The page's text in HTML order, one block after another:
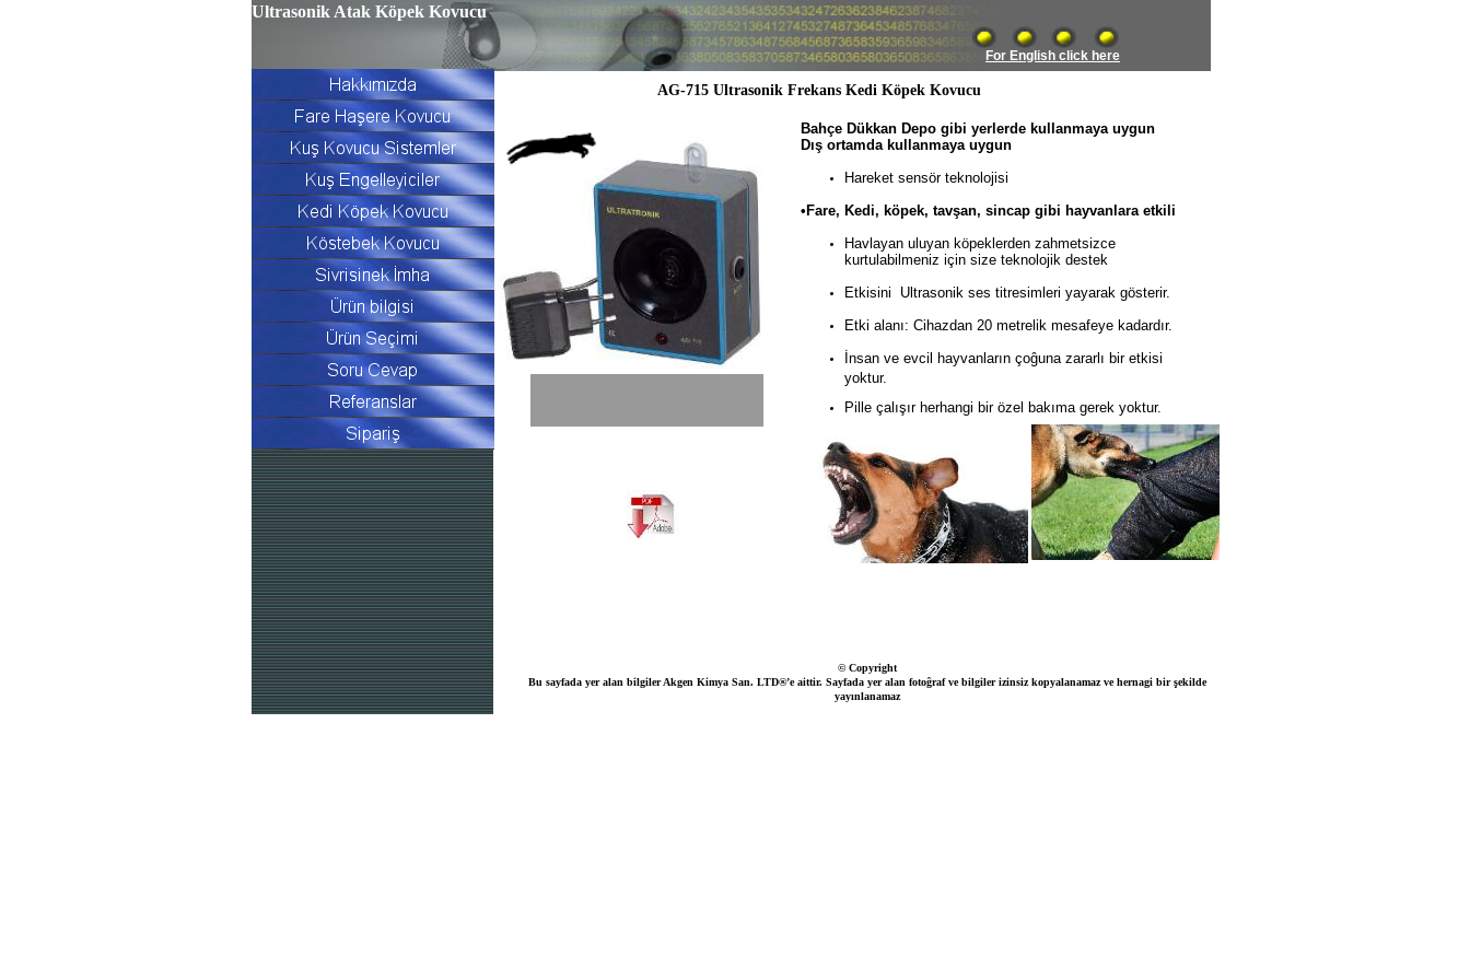
© Copyright
Bu sayfada yer alan bilgiler Akgen Kimya San. LTD®’e aittir. Sayfada yer alan fotoĝraf ve bilgiler izinsiz kopyalanamaz ve hernagi bir şekilde
yayınlanamaz
AG-715 Ultrasonik Frekans Kedi Köpek Kovucu
Bahçe Dükkan Depo gibi yerlerde kullanmaya uygun
Dış ortamda kullanmaya uygun
Hareket sensör teknolojisi
•Fare, Kedi, köpek, tavşan, sincap gibi hayvanlara etkili
Havlayan uluyan köpeklerden zahmetsizce
kurtulabilmeniz için size teknolojik destek
Etkisini Ultrasonik ses titresimleri yayarak gösterir.
Etki alanı: Cihazdan 20 metrelik mesafeye kadardır.
İnsan ve evcil hayvanların çoĝuna zararlı bir etkisi
yoktur.
Pille çalışır herhangi bir özel bakıma gerek yoktur.
Ultrasonik Atak Köpek Kovucu
For English click here